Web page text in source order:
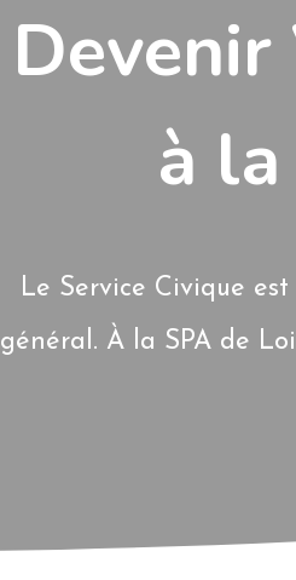
à
Le Service Civique
général. À la SPA de